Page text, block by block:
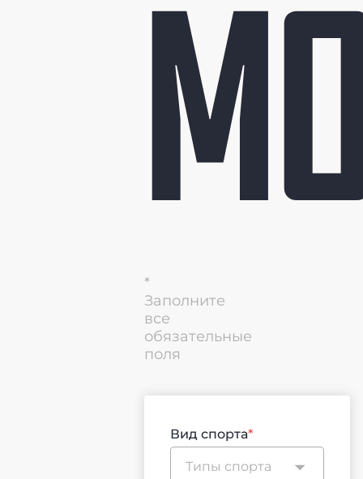
*
Заполните
все
обязательные
поля
Вид спорта*